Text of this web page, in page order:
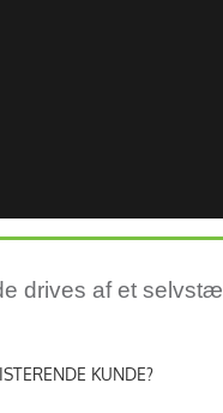
drives af et
KUNDE?